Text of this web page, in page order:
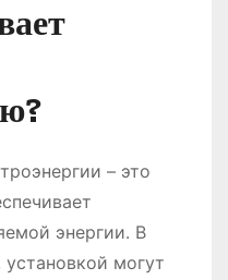
– это
энергии․ В
могут